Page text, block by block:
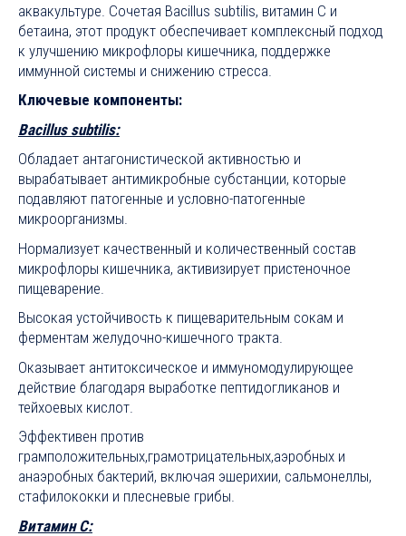
аквакультуре. Сочетая Bacillus subtilis, витамин C и
бетаина, этот продукт обеспечивает комплексный подход
к улучшению микрофлоры кишечника, поддержке
иммунной системы и снижению стресса.
Ключевые компоненты:
Bacillus subtilis:
Обладает антагонистической активностью и
вырабатывает антимикробные субстанции, которые
подавляют патогенные и условно-патогенные
микроорганизмы.
Нормализует качественный и количественный состав
микрофлоры кишечника, активизирует пристеночное
пищеварение.
Высокая устойчивость к пищеварительным сокам и
ферментам желудочно-кишечного тракта.
Оказывает антитоксическое и иммуномодулирующее
действие благодаря выработке пептидогликанов и
тейхоевых кислот.
Эффективен против
грамположительных,грамотрицательных,аэробных и
анаэробных бактерий, включая эшерихии, сальмонеллы,
стафилококки и плесневые грибы.
Витамин C: